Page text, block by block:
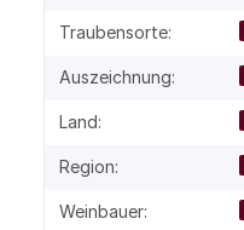
Traubensorte:
Auszeichnung:
Land:
Region:
Weinbauer: